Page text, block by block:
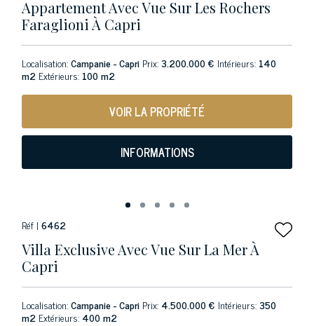
Appartement Avec Vue Sur Les Rochers
Faraglioni À Capri
Localisation:Campanie - Capri Prix:3.200.000 € Intérieurs: 140
m2 Extérieurs: 100 m2
VOIR LA PROPRIÉTÉ
INFORMATIONS
Réf | 6462
Villa Exclusive Avec Vue Sur La Mer À
Capri
Localisation:Campanie - Capri Prix: 4.500.000 € Intérieurs:350
m2 Extérieurs: 400 m2